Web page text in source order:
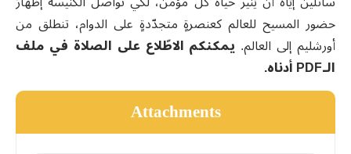
حضور المسيح للعالم كعنصرةٍ متجدّدةٍ على الدوام، تنطلق من
أورشليم إلى العالم. يمكنكم الاطّلاع على الصلاة في ملف
الـPDF أدناه.
Attachments